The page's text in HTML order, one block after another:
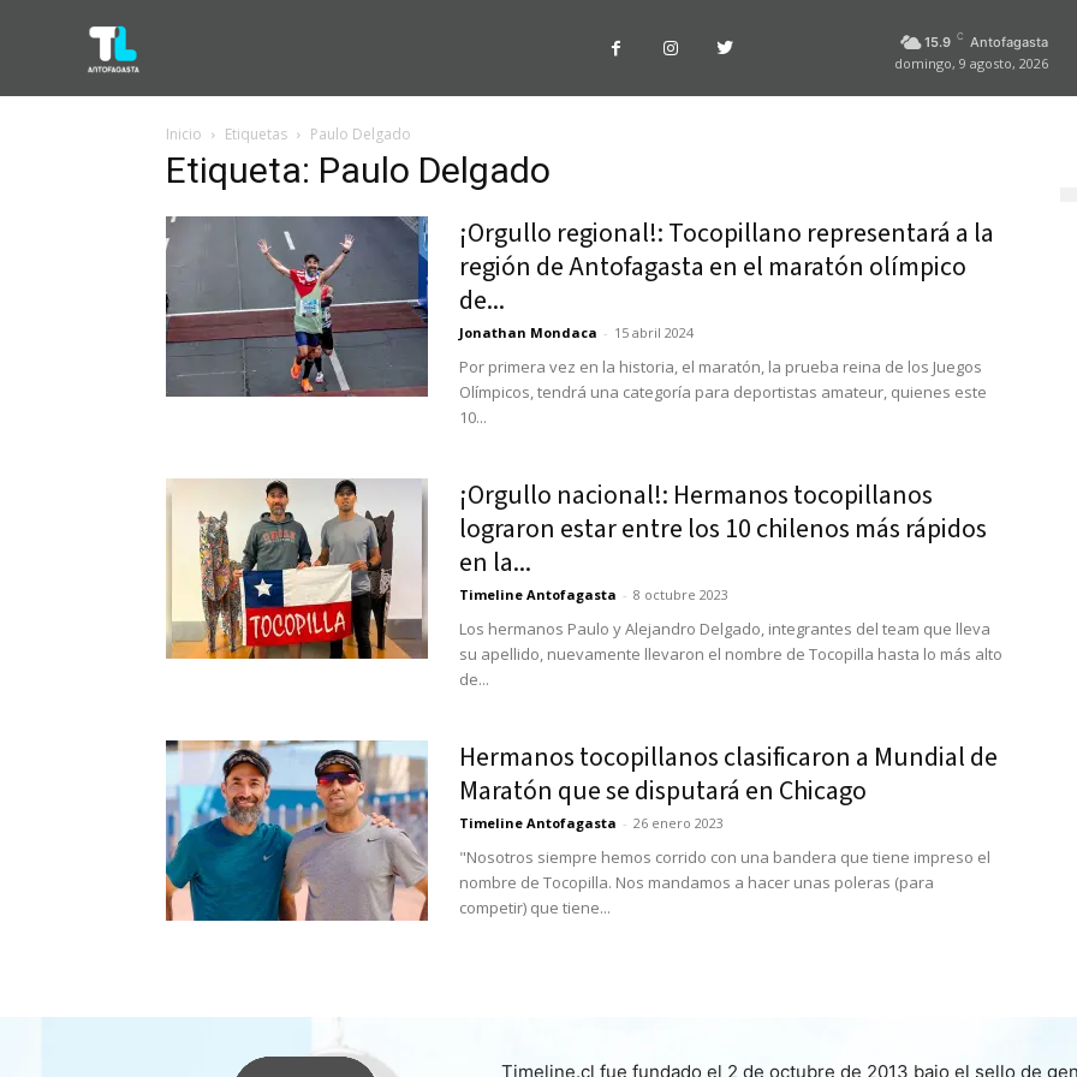
15.9 C Antofagasta
domingo, 9 agosto, 2026
Inicio Etiquetas Paulo Delgado
Etiqueta: Paulo Delgado
¡Orgullo regional!: Tocopillano representará a la
región de Antofagasta en el maratón olímpico
de...
Jonathan Mondaca - 15 abril 2024
Por primera vez en la historia, el maratón, la prueba reina de los Juegos
Olímpicos, tendrá una categoría para deportistas amateur, quienes este
10...
¡Orgullo nacional!: Hermanos tocopillanos
lograron estar entre los 10 chilenos más rápidos
en la...
Timeline Antofagasta - 8 octubre 2023
Los hermanos Paulo y Alejandro Delgado, integrantes del team que lleva
su apellido, nuevamente llevaron el nombre de Tocopilla hasta lo más alto
de...
Hermanos tocopillanos clasificaron a Mundial de
Maratón que se disputará en Chicago
Timeline Antofagasta - 26 enero 2023
"Nosotros siempre hemos corrido con una bandera que tiene impreso el
nombre de Tocopilla. Nos mandamos a hacer unas poleras (para
competir) que tiene...
Timeline.cl fue fundado el 2 de octubre de 2013 bajo el sello de